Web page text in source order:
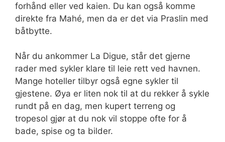
forhånd eller ved kaien. Du kan også komme
direkte fra Mahé, men da er det via Praslin med
båtbytte.
Når du ankommer La Digue, står det gjerne
rader med sykler klare til leie rett ved havnen.
Mange hoteller tilbyr også egne sykler til
gjestene. Øya er liten nok til at du rekker å sykle
rundt på en dag, men kupert terreng og
tropesol gjør at du nok vil stoppe ofte for å
bade, spise og ta bilder.